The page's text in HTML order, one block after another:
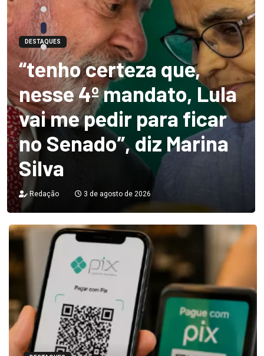
DESTAQUES
“tenho certeza que,
nesse 4º mandato, Lula
vai me pedir para ficar
no Senado”, diz Marina
Silva
Redação 3 de agosto de 2026